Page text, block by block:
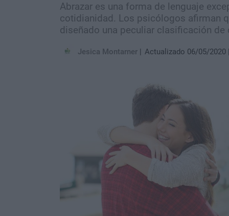
Abrazar es una forma de lenguaje
cotidianidad. Los psicólogos afirman
diseñado una peculiar clasificación de
Jesica Montarner Actualizado 06/05/2020